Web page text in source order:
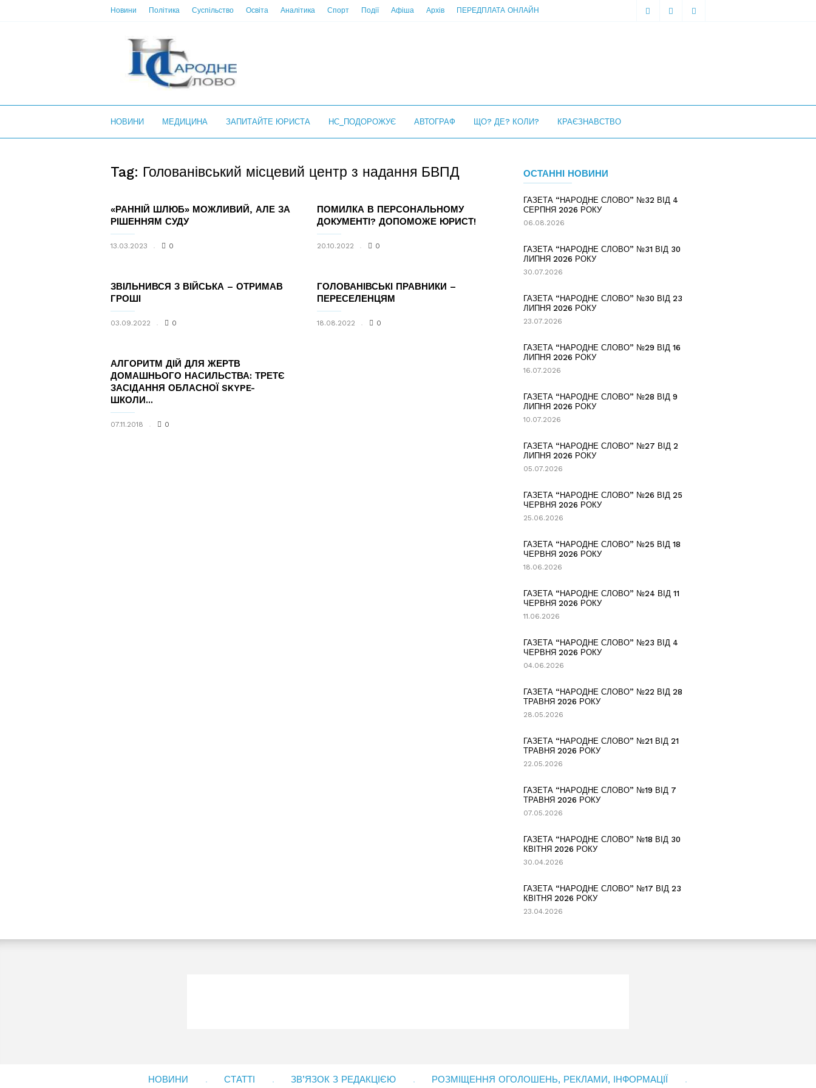
Новини Політика Суспільство Освіта Аналітика Спорт Події Афіша Архів ПЕРЕДПЛАТА ОНЛАЙН
НОВИНИ МЕДИЦИНА ЗАПИТАЙТЕ ЮРИСТА НС_ПОДОРОЖУЄ АВТОГРАФ ЩО? ДЕ? КОЛИ? КРАЄЗНАВСТВО
Tag: Голованівський місцевий центр з надання БВПД
«РАННІЙ ШЛЮБ» МОЖЛИВИЙ, АЛЕ ЗА
РІШЕННЯМ СУДУ
13.03.2023 0
ПОМИЛКА В ПЕРСОНАЛЬНОМУ
ДОКУМЕНТІ? ДОПОМОЖЕ ЮРИСТ!
20.10.2022 0
ЗВІЛЬНИВСЯ З ВІЙСЬКА – ОТРИМАВ
ГРОШІ
03.09.2022 0
ГОЛОВАНІВСЬКІ ПРАВНИКИ –
ПЕРЕСЕЛЕНЦЯМ
18.08.2022 0
АЛГОРИТМ ДІЙ ДЛЯ ЖЕРТВ
ДОМАШНЬОГО НАСИЛЬСТВА: ТРЕТЄ
ЗАСІДАННЯ ОБЛАСНОЇ SKYPE-
ШКОЛИ...
07.11.2018 0
ОСТАННІ НОВИНИ
ГАЗЕТА “НАРОДНЕ СЛОВО” №32 ВІД 4
СЕРПНЯ 2026 РОКУ
06.08.2026
ГАЗЕТА “НАРОДНЕ СЛОВО” №31 ВІД 30
ЛИПНЯ 2026 РОКУ
30.07.2026
ГАЗЕТА “НАРОДНЕ СЛОВО” №30 ВІД 23
ЛИПНЯ 2026 РОКУ
23.07.2026
ГАЗЕТА “НАРОДНЕ СЛОВО” №29 ВІД 16
ЛИПНЯ 2026 РОКУ
16.07.2026
ГАЗЕТА “НАРОДНЕ СЛОВО” №28 ВІД 9
ЛИПНЯ 2026 РОКУ
10.07.2026
ГАЗЕТА “НАРОДНЕ СЛОВО” №27 ВІД 2
ЛИПНЯ 2026 РОКУ
05.07.2026
ГАЗЕТА “НАРОДНЕ СЛОВО” №26 ВІД 25
ЧЕРВНЯ 2026 РОКУ
25.06.2026
ГАЗЕТА “НАРОДНЕ СЛОВО” №25 ВІД 18
ЧЕРВНЯ 2026 РОКУ
18.06.2026
ГАЗЕТА “НАРОДНЕ СЛОВО” №24 ВІД 11
ЧЕРВНЯ 2026 РОКУ
11.06.2026
ГАЗЕТА “НАРОДНЕ СЛОВО” №23 ВІД 4
ЧЕРВНЯ 2026 РОКУ
04.06.2026
ГАЗЕТА “НАРОДНЕ СЛОВО” №22 ВІД 28
ТРАВНЯ 2026 РОКУ
28.05.2026
ГАЗЕТА “НАРОДНЕ СЛОВО” №21 ВІД 21
ТРАВНЯ 2026 РОКУ
22.05.2026
ГАЗЕТА “НАРОДНЕ СЛОВО” №19 ВІД 7
ТРАВНЯ 2026 РОКУ
07.05.2026
ГАЗЕТА “НАРОДНЕ СЛОВО” №18 ВІД 30
КВІТНЯ 2026 РОКУ
30.04.2026
ГАЗЕТА “НАРОДНЕ СЛОВО” №17 ВІД 23
КВІТНЯ 2026 РОКУ
23.04.2026
НОВИНИ СТАТТІ ЗВ’ЯЗОК З РЕДАКЦІЄЮ РОЗМІЩЕННЯ ОГОЛОШЕНЬ, РЕКЛАМИ, ІНФОРМАЦІЇ